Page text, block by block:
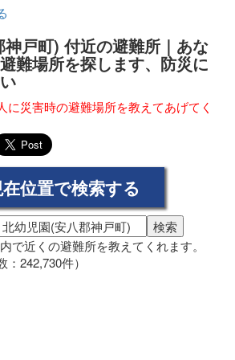
戸町) 付近の避難所｜あな
難場所を探します、防災に
に災害時の避難場所を教えてあげてく
で近くの避難所を教えてくれます。
：242,730件）